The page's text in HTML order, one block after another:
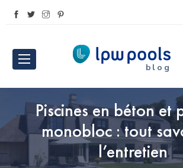
blog
Piscines en béton et
monobloc : tout
l’entretien